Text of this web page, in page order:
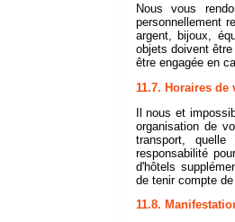
Nous vous
personnellement
argent, bijoux,
objets doivent
être engagée en
11.7. Horaires
Il nous et
organisation de
transport,
responsabilité
d'hôtels
de tenir compte
11.8.